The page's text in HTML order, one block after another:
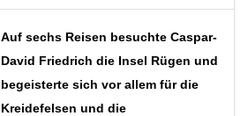
Auf sechs Reisen besuchte Caspar-
David Friedrich die Insel Rügen und
begeisterte sich vor allem für die
Kreidefelsen und die